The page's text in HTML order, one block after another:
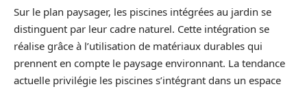
Sur le plan paysager, les piscines intégrées au jardin se
distinguent par leur cadre naturel. Cette intégration se
réalise grâce à l’utilisation de matériaux durables qui
prennent en compte le paysage environnant. La tendance
actuelle privilégie les piscines s’intégrant dans un espace